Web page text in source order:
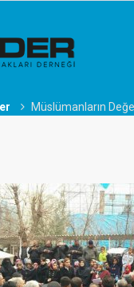
Müslümanların